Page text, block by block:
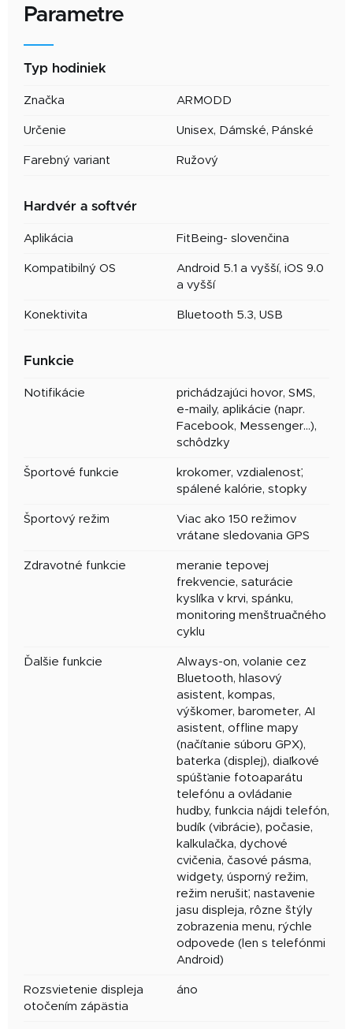
Parametre
Typ hodiniek
Značka ARMODD
Určenie Unisex, Dámské, Pánské
Farebný variant Ružový
Hardvér a softvér
Aplikácia FitBeing- slovenčina
Kompatibilný OS
Android 5.1 a vyšší, iOS 9.0
a vyšší
Konektivita Bluetooth 5.3, USB
Funkcie
Notifikácie
prichádzajúci hovor, SMS,
e-maily, aplikácie (napr.
Facebook, Messenger…),
schôdzky
Športové funkcie
krokomer, vzdialenosť,
spálené kalórie, stopky
Športový režim
Viac ako 150 režimov
vrátane sledovania GPS
Zdravotné funkcie
meranie tepovej
frekvencie, saturácie
kyslíka v krvi, spánku,
monitoring menštruačného
cyklu
Ďalšie funkcie
Always-on, volanie cez
Bluetooth, hlasový
asistent, kompas,
výškomer, barometer, AI
asistent, offline mapy
(načítanie súboru GPX),
baterka (displej), diaľkové
spúšťanie fotoaparátu
telefónu a ovládanie
hudby, funkcia nájdi telefón,
budík (vibrácie), počasie,
kalkulačka, dychové
cvičenia, časové pásma,
widgety, úsporný režim,
režim nerušiť, nastavenie
jasu displeja, rôzne štýly
zobrazenia menu, rýchle
odpovede (len s telefónmi
Android)
Rozsvietenie displeja
otočením zápästia
áno